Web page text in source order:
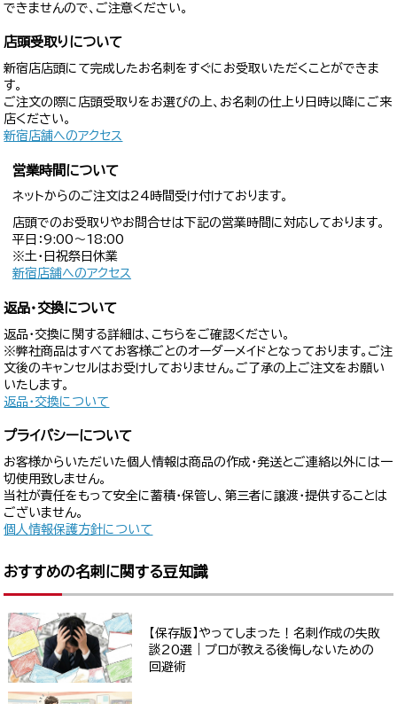
できませんので、ご注意ください。
店頭受取りについて
新宿店店頭にて完成したお名刺をすぐにお受取いただくことができま
す。
ご注文の際に店頭受取りをお選びの上、お名刺の仕上り日時以降にご来
店ください。
新宿店舗へのアクセス
営業時間について
ネットからのご注文は24時間受け付けております。
店頭でのお受取りやお問合せは下記の営業時間に対応しております。
平日：9:00〜18:00
※土・日祝祭日休業
新宿店舗へのアクセス
返品・交換について
返品・交換に関する詳細は、こちらをご確認ください。
※弊社商品はすべてお客様ごとのオーダーメイドとなっております。ご注
文後のキャンセルはお受けしておりません。ご了承の上ご注文をお願い
いたします。
返品・交換について
プライバシーについて
お客様からいただいた個人情報は商品の作成・発送とご連絡以外には一
切使用致しません。
当社が責任をもって安全に蓄積・保管し、第三者に譲渡・提供することは
ございません。
個人情報保護方針について
おすすめの名刺に関する豆知識
【保存版】やってしまった！名刺作成の失敗
談20選｜プロが教える後悔しないための
回避術